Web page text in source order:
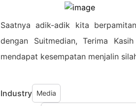
Saatnya adik-adik kita
dengan Suitmedian, Terima
mendapat kesempatan menjalin
Industry Media